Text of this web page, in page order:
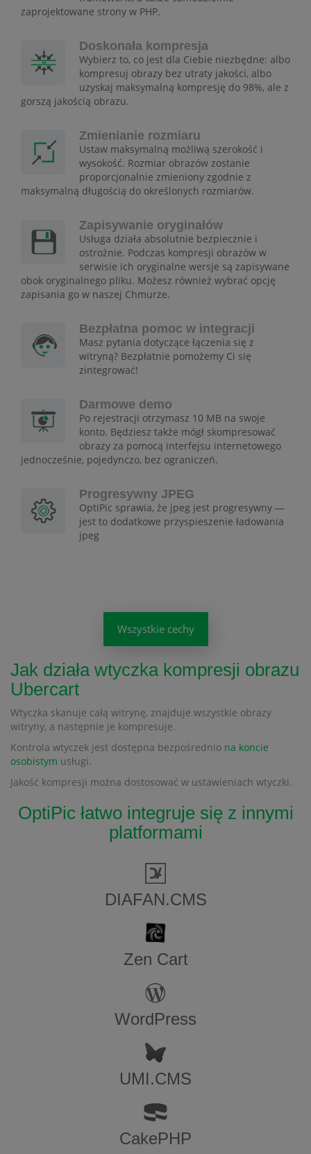
zaprojektowane strony w PHP.
Doskonała kompresja
Wybierz to, co jest dla Ciebie niezbędne: albo
kompresuj obrazy bez utraty jakości, albo
uzyskaj maksymalną kompresję do 98%, ale z
gorszą jakością obrazu.
Zmienianie rozmiaru
Ustaw maksymalną możliwą szerokość i
wysokość. Rozmiar obrazów zostanie
proporcjonalnie zmieniony zgodnie z
maksymalną długością do określonych rozmiarów.
Zapisywanie oryginałów
Usługa działa absolutnie bezpiecznie i
ostrożnie. Podczas kompresji obrazów w
serwisie ich oryginalne wersje są zapisywane
obok oryginalnego pliku. Możesz również wybrać opcję
zapisania go w naszej Chmurze.
Bezpłatna pomoc w integracji
Masz pytania dotyczące łączenia się z
witryną? Bezpłatnie pomożemy Ci się
zintegrować!
Darmowe demo
Po rejestracji otrzymasz 10 MB na swoje
konto. Będziesz także mógł skompresować
obrazy za pomocą interfejsu internetowego
jednocześnie, pojedynczo, bez ograniczeń.
Progresywny JPEG
OptiPic sprawia, że jpeg jest progresywny —
jest to dodatkowe przyspieszenie ładowania
jpeg
Wszystkie cechy
Jak działa wtyczka kompresji obrazu
Ubercart
Wtyczka skanuje całą witrynę, znajduje wszystkie obrazy
witryny, a następnie je kompresuje.
Kontrola wtyczek jest dostępna bezpośrednio na koncie
osobistym usługi.
Jakość kompresji można dostosować w ustawieniach wtyczki.
OptiPic łatwo integruje się z innymi
platformami
DIAFAN.CMS
Zen​ ​Cart
WordPress
UMI.CMS
CakePHP